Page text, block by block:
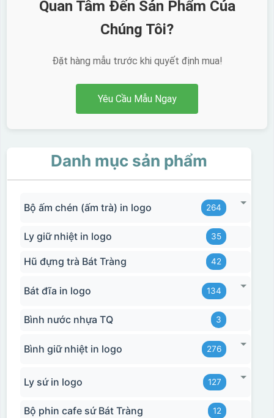
Quan Tâm Đến Sản Phẩm Của
Chúng Tôi?
Đặt hàng mẫu trước khi quyết định mua!
Yêu Cầu Mẫu Ngay
Danh mục sản phẩm
Bộ ấm chén (ấm trà) in logo 264
Ly giữ nhiệt in logo 35
Hũ đựng trà Bát Tràng 42
Bát đĩa in logo 134
Bình nước nhựa TQ 3
Bình giữ nhiệt in logo 276
Ly sứ in logo 127
Bộ phin cafe sứ Bát Tràng 12